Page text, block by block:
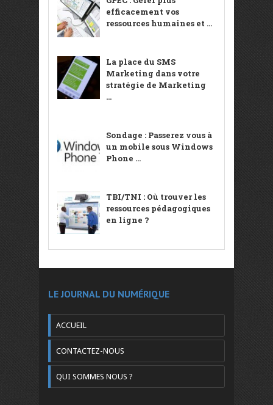
efficacement vos
ressources humaines et ...
La place du SMS
Marketing dans votre
stratégie de Marketing
...
Sondage : Passerez vous à
un mobile sous Windows
Phone ...
TBI/TNI : Où trouver les
ressources pédagogiques
en ligne ?
LE JOURNAL DU NUMÉRIQUE
ACCUEIL
CONTACTEZ-NOUS
QUI SOMMES NOUS ?